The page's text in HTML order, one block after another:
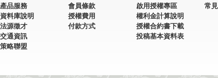
產品服務
資料庫說明
法源徵才
交通資訊
策略聯盟
會員條款
授權費用
付款方式
啟用授權專區
權利金計算說明
授權合約書下載
投稿基本資料表
常